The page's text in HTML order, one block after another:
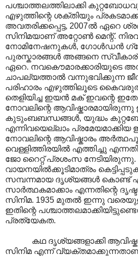
പശ്ചാത്തലത്തിലാക്കി
എഴുത്തിന്റെ ശക്തിയും
അവതരിക്കപ്പെട്ട, 2007ൽ ഏറെ
സിനിമയാണ് അറ്റോൺ മെന്റ്.
നോമിനേഷനുകള്‍, ഗോൾഡൻ
പുരസ്കാരങ്ങൾ അങ്ങനെ
ഏറെ. നവകൌമാരക്കാരിയുടെ
ചാപല്യത്താല്‍ വന്നുഭവിക്കുന്ന
പരിഹാരം എഴുത്തിലൂടെ
തെളിയിച്ച ഇയന്‍ മക്‌ ഇവന്റെ
നോവലിന്റെ
കുടുംബബന്ധങ്ങള്‍, യുദ്ധം
എന്നിവയെല്ലാം
നോവലിന്റെ ആവിഷ്കാരം
വെള്ളിത്തിരയില്‍ എത്തിച്ചു
ജോ റൈറ്റ് പ്രശംസ നേടിയിരുന്നു.
വായനയില്‍ക്കൂടിമാത്രം
സമ്പന്നമായ ദൃശ്യങ്ങള്‍ കൊണ്ട്
സാര്‍ത്ഥകമാക്കാം എന്നതിന്റെ
സിനിമ. 1935 മുതല്‍ ഇന്നു
ഇതിന്റെ
പ്രത്യേകത.
കഥ ദൃശ്യങ്ങളാക്കി
സിനിമ എന്ന് വ്യക്തമാക്കുന്നതാണ്